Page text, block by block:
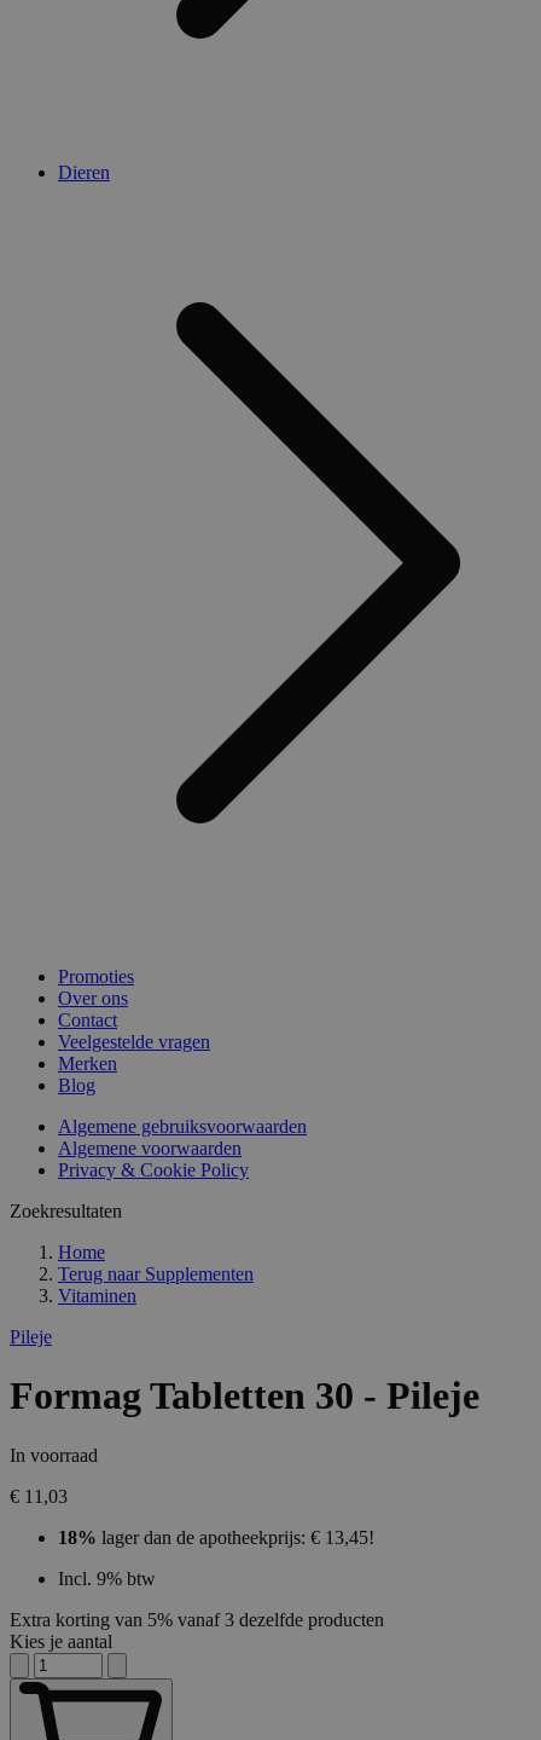
Dieren
Promoties
Over ons
Contact
Veelgestelde vragen
Merken
Blog
Algemene gebruiksvoorwaarden
Algemene voorwaarden
Privacy & Cookie Policy
Zoekresultaten
Home
Terug naar Supplementen
Vitaminen
Pileje
Formag Tabletten 30 - Pileje
In voorraad
€ 11,03
18% lager dan de apotheekprijs: € 13,45!
Incl. 9% btw
Extra korting van 5% vanaf 3 dezelfde producten
Kies je aantal